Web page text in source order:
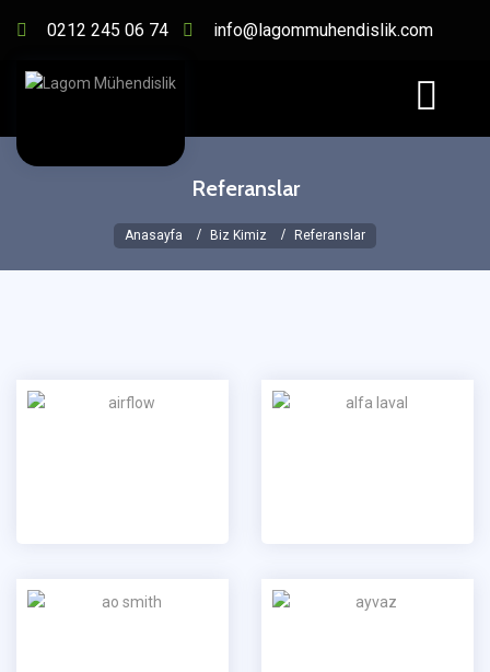
0212 245 06 74 info@lagommuhendislik.com
Referanslar
Anasayfa Biz Kimiz Referanslar